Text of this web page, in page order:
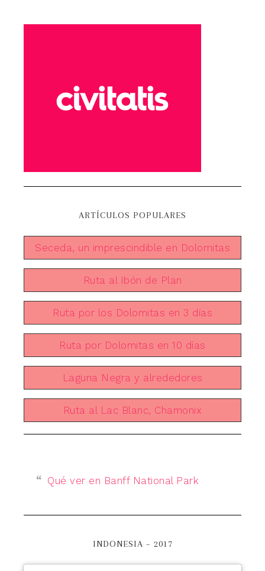
ARTÍCULOS POPULARES
Seceda, un imprescindible en Dolomitas
Ruta al Ibón de Plan
Ruta por los Dolomitas en 3 días
Ruta por Dolomitas en 10 días
Laguna Negra y alrededores
Ruta al Lac Blanc, Chamonix
Qué ver en Banff National Park
INDONESIA – 2017